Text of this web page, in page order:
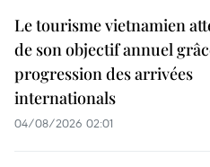
Le tourisme vietnamien
de son objectif annuel
progression des arrivées
internationals
04/08/2026 02:01